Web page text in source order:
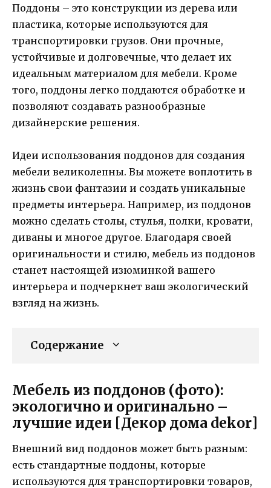
Поддоны – это конструкции из дерева или
пластика, которые используются для
транспортировки грузов. Они прочные,
устойчивые и долговечные, что делает их
идеальным материалом для мебели. Кроме
того, поддоны легко поддаются обработке и
позволяют создавать разнообразные
дизайнерские решения.
Идеи использования поддонов для создания
мебели великолепны. Вы можете воплотить в
жизнь свои фантазии и создать уникальные
предметы интерьера. Например, из поддонов
можно сделать столы, стулья, полки, кровати,
диваны и многое другое. Благодаря своей
оригинальности и стилю, мебель из поддонов
станет настоящей изюминкой вашего
интерьера и подчеркнет ваш экологический
взгляд на жизнь.
Содержание
Мебель из поддонов (фото):
экологично и оригинально –
лучшие идеи [Декор дома dekor]
Внешний вид поддонов может быть разным:
есть стандартные поддоны, которые
используются для транспортировки товаров,